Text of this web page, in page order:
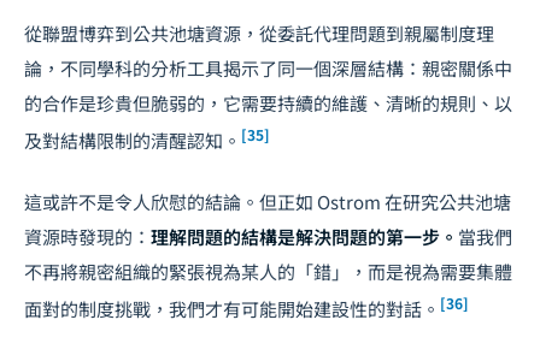
從聯盟博弈到公共池塘資源，從委託代理問題到親屬制度理
論，不同學科的分析工具揭示了同一個深層結構：親密關係中
的合作是珍貴但脆弱的，它需要持續的維護、清晰的規則、以
及對結構限制的清醒認知。 [35]
這或許不是令人欣慰的結論。但正如 Ostrom 在研究公共池塘
資源時發現的： 理解問題的結構是解決問題的第一步。 當我們
不再將親密組織的緊張視為某人的「錯」，而是視為需要集體
面對的制度挑戰，我們才有可能開始建設性的對話。 [36]